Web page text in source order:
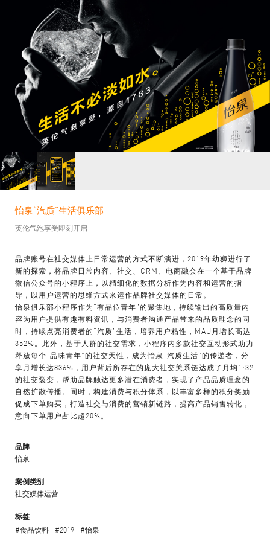
怡泉“汽质”生活俱乐部
英伦气泡享受即刻开启
品牌账号在社交媒体上日常运营的方式不断演进，2019年幼狮进行了
新的探索，将品牌日常内容、社交、CRM、电商融会在一个基于品牌
微信公众号的小程序上，以精细化的数据分析作为内容和运营的指
导，以用户运营的思维方式来运作品牌社交媒体的日常。
怡泉俱乐部小程序作为“有品位青年”的聚集地，持续输出的高质量内
容为用户提供有趣有料资讯，与消费者沟通产品带来的品质理念的同
时，持续点亮消费者的“汽质”生活，培养用户粘性，MAU月增长高达
352%。此外，基于人群的社交需求，小程序内多款社交互动形式助力
释放每个“品味青年”的社交天性，成为怡泉“汽质生活”的传递者，分
享月增长达836%，用户背后所存在的庞大社交关系链达成了月均1:32
的社交裂变，帮助品牌触达更多潜在消费者，实现了产品品质理念的
自然扩散传播。同时，构建消费与积分体系，以丰富多样的积分奖励
促成下单购买，打造社交与消费的营销新链路，提高产品销售转化，
意向下单用户占比超20%。
品牌
怡泉
案例类别
社交媒体运营
标签
#食品饮料
#2019 #怡泉